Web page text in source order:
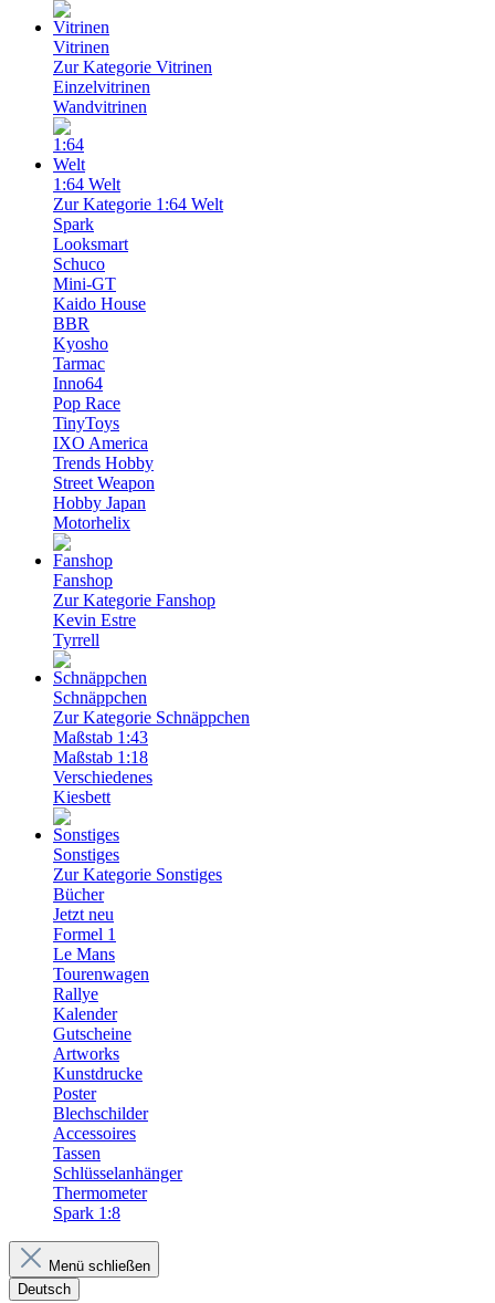
Vitrinen
Zur Kategorie Vitrinen
Einzelvitrinen
Wandvitrinen
1:64 Welt
Zur Kategorie 1:64 Welt
Spark
Looksmart
Schuco
Mini-GT
Kaido House
BBR
Kyosho
Tarmac
Inno64
Pop Race
TinyToys
IXO America
Trends Hobby
Street Weapon
Hobby Japan
Motorhelix
Fanshop
Zur Kategorie Fanshop
Kevin Estre
Tyrrell
Schnäppchen
Zur Kategorie Schnäppchen
Maßstab 1:43
Maßstab 1:18
Verschiedenes
Kiesbett
Sonstiges
Zur Kategorie Sonstiges
Bücher
Jetzt neu
Formel 1
Le Mans
Tourenwagen
Rallye
Kalender
Gutscheine
Artworks
Kunstdrucke
Poster
Blechschilder
Accessoires
Tassen
Schlüsselanhänger
Thermometer
Spark 1:8
Menü schließen
Deutsch